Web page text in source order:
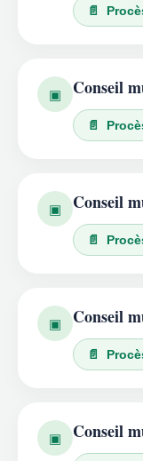
📄
▣ Conseil
📄
▣ Conseil
📄
▣ Conseil
📄
▣ Conseil